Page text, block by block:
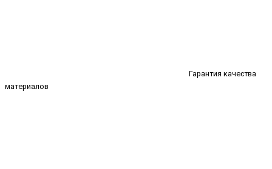
Гарантия качества
материалов